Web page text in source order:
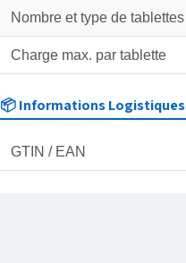
Nombre et type de tablettes
Charge max. par tablette
📦 Informations Logistiques
GTIN / EAN